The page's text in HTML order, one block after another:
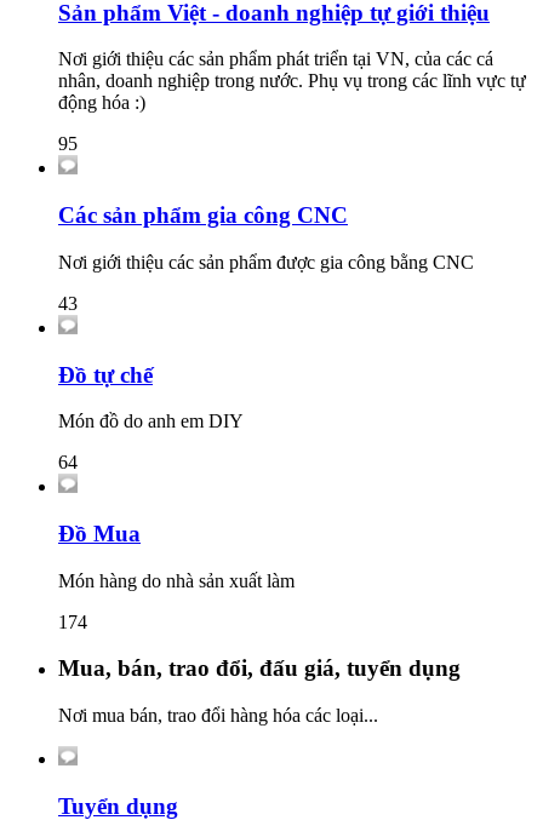
Sản phẩm Việt - doanh nghiệp tự giới thiệu
Nơi giới thiệu các sản phẩm phát triển tại VN, của các cá
nhân, doanh nghiệp trong nước. Phụ vụ trong các lĩnh vực tự
động hóa :)
95
Các sản phẩm gia công CNC
Nơi giới thiệu các sản phẩm được gia công bằng CNC
43
Đồ tự chế
Món đồ do anh em DIY
64
Đồ Mua
Món hàng do nhà sản xuất làm
174
Mua, bán, trao đổi, đấu giá, tuyển dụng
Nơi mua bán, trao đổi hàng hóa các loại...
Tuyển dụng